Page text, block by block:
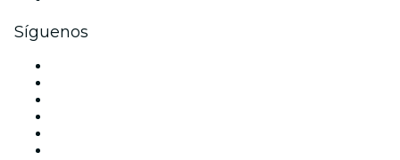
Síguenos